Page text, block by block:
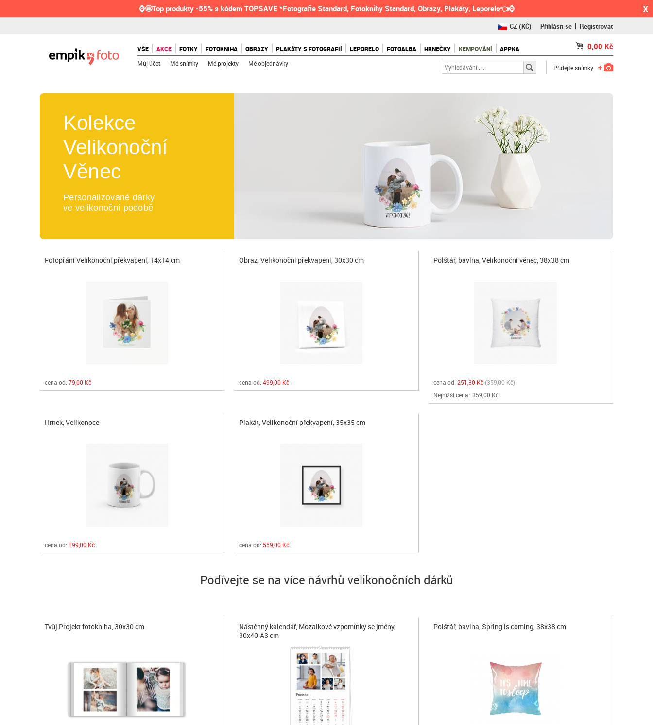
⌚🤩Top produkty -55% s kódem TOPSAVE *Fotografie Standard, Fotoknihy Standard, Obrazy, Plakáty, Leporelo👈⌚ X
CZ(KČ)
RO(RON)
Přihlásit se Registrovat
VŠE AKCE FOTKY FOTOKNIHA OBRAZY PLAKÁTY S FOTOGRAFIÍ LEPORELO FOTOALBA HRNEČKY KEMPOVÁNÍ APPKA 0,00 Kč
Můj účet Mé snímky Mé projekty Mé objednávky
Přidejte snímky
Kolekce
Velikonoční
Věnec
Personalizované dárky
ve velikonoční podobě
Fotopřání Velikonoční překvapení, 14x14 cm
cena od: 79,00 Kč
Obraz, Velikonoční překvapení, 30x30 cm
cena od: 499,00 Kč
Polštář, bavlna, Velikonoční věnec, 38x38 cm
cena od: 251,30 Kč 359,00 Kč
Nejnižší cena: 359,00 Kč
Hrnek, Velikonoce
cena od: 199,00 Kč
Plakát, Velikonoční překvapení, 35x35 cm
cena od: 559,00 Kč
Podívejte se na více návrhů velikonočních dárků
Tvůj Projekt fotokniha, 30x30 cm
Nástěnný kalendář, Mozaikové vzpomínky se jmény,
30x40-A3 cm
Polštář, bavlna, Spring is coming, 38x38 cm